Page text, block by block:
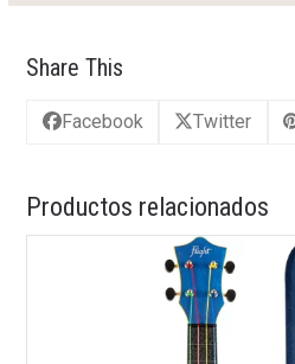
Share This
Facebook Twitter
Productos relacionados